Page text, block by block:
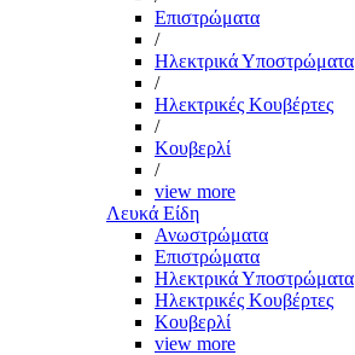
Επιστρώματα
/
Ηλεκτρικά Υποστρώματα
/
Ηλεκτρικές Κουβέρτες
/
Κουβερλί
/
view more
Λευκά Είδη
Ανωστρώματα
Επιστρώματα
Ηλεκτρικά Υποστρώματα
Ηλεκτρικές Κουβέρτες
Κουβερλί
view more